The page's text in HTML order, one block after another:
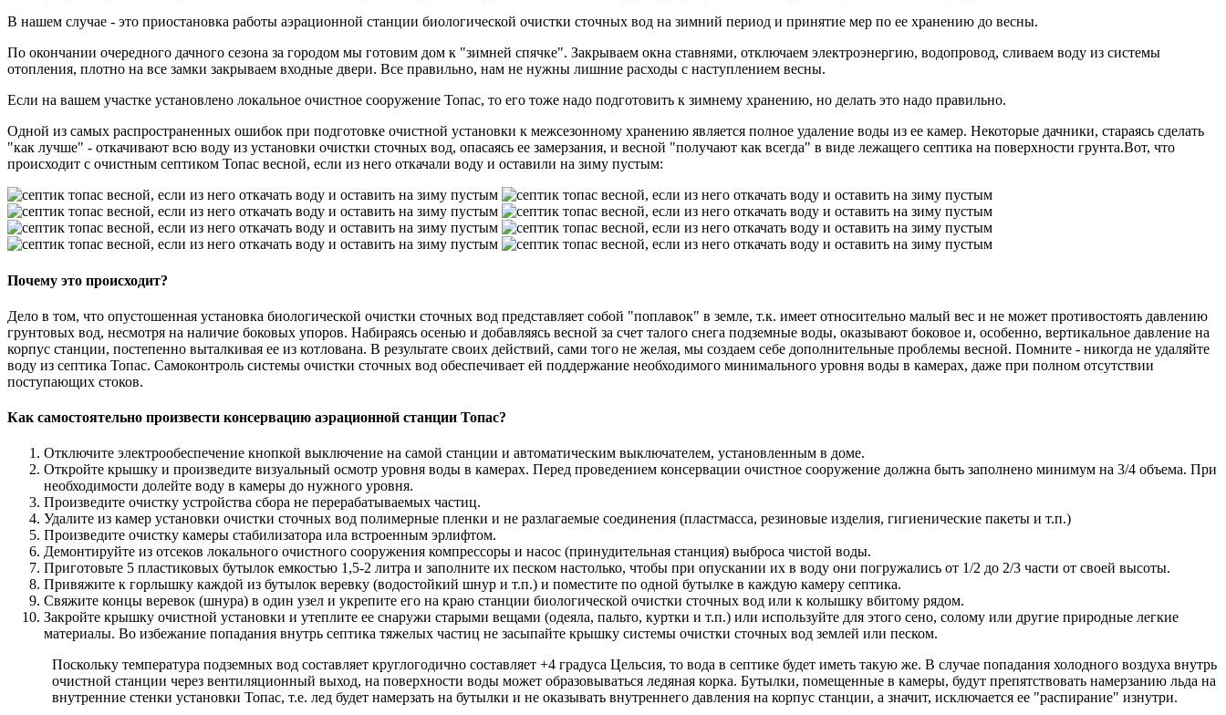
В нашем случае - это приостановка работы аэрационной станции биологической очистки сточных вод на зимний период и принятие мер по ее хранению до весны.
По окончании очередного дачного сезона за городом мы готовим дом к "зимней спячке". Закрываем окна ставнями, отключаем электроэнергию, водопровод, сливаем воду из системы
отопления, плотно на все замки закрываем входные двери. Все правильно, нам не нужны лишние расходы с наступлением весны.
Если на вашем участке установлено локальное очистное сооружение Топас, то его тоже надо подготовить к зимнему хранению, но делать это надо правильно.
Одной из самых распространенных ошибок при подготовке очистной установки к межсезонному хранению является полное удаление воды из ее камер. Некоторые дачники, стараясь сделать
"как лучше" - откачивают всю воду из установки очистки сточных вод, опасаясь ее замерзания, и весной "получают как всегда" в виде лежащего септика на поверхности грунта.Вот, что
происходит с очистным септиком Топас весной, если из него откачали воду и оставили на зиму пустым:
Почему это происходит?
Дело в том, что опустошенная установка биологической очистки сточных вод представляет собой "поплавок" в земле, т.к. имеет относительно малый вес и не может противостоять давлению
грунтовых вод, несмотря на наличие боковых упоров. Набираясь осенью и добавляясь весной за счет талого снега подземные воды, оказывают боковое и, особенно, вертикальное давление на
корпус станции, постепенно выталкивая ее из котлована. В результате своих действий, сами того не желая, мы создаем себе дополнительные проблемы весной. Помните - никогда не удаляйте
воду из септика Топас. Самоконтроль системы очистки сточных вод обеспечивает ей поддержание необходимого минимального уровня воды в камерах, даже при полном отсутствии
поступающих стоков.
Как самостоятельно произвести консервацию аэрационной станции Топас?
Отключите электрообеспечение кнопкой выключение на самой станции и автоматическим выключателем, установленным в доме.
Откройте крышку и произведите визуальный осмотр уровня воды в камерах. Перед проведением консервации очистное сооружение должна быть заполнено минимум на 3/4 объема. При
необходимости долейте воду в камеры до нужного уровня.
Произведите очистку устройства сбора не перерабатываемых частиц.
Удалите из камер установки очистки сточных вод полимерные пленки и не разлагаемые соединения (пластмасса, резиновые изделия, гигиенические пакеты и т.п.)
Произведите очистку камеры стабилизатора ила встроенным эрлифтом.
Демонтируйте из отсеков локального очистного сооружения компрессоры и насос (принудительная станция) выброса чистой воды.
Приготовьте 5 пластиковых бутылок емкостью 1,5-2 литра и заполните их песком настолько, чтобы при опускании их в воду они погружались от 1/2 до 2/3 части от своей высоты.
Привяжите к горлышку каждой из бутылок веревку (водостойкий шнур и т.п.) и поместите по одной бутылке в каждую камеру септика.
Свяжите концы веревок (шнура) в один узел и укрепите его на краю станции биологической очистки сточных вод или к колышку вбитому рядом.
Закройте крышку очистной установки и утеплите ее снаружи старыми вещами (одеяла, пальто, куртки и т.п.) или используйте для этого сено, солому или другие природные легкие
материалы. Во избежание попадания внутрь септика тяжелых частиц не засыпайте крышку системы очистки сточных вод землей или песком.
Поскольку температура подземных вод составляет круглогодично составляет +4 градуса Цельсия, то вода в септике будет иметь такую же. В случае попадания холодного воздуха внутрь
очистной станции через вентиляционный выход, на поверхности воды может образовываться ледяная корка. Бутылки, помещенные в камеры, будут препятствовать намерзанию льда на
внутренние стенки установки Топас, т.е. лед будет намерзать на бутылки и не оказывать внутреннего давления на корпус станции, а значит, исключается ее "распирание" изнутри.